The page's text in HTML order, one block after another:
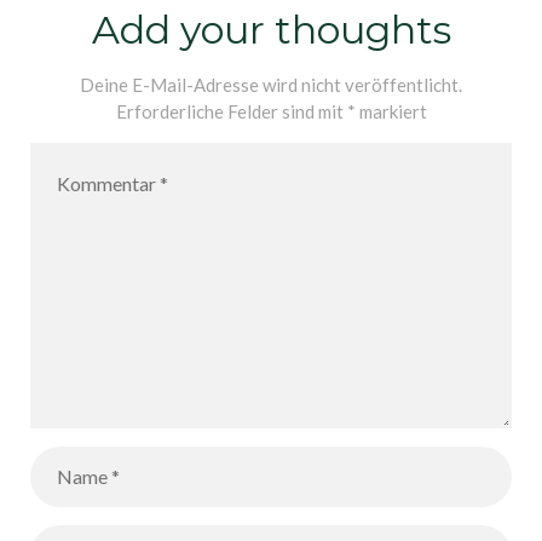
Add your thoughts
Deine E-Mail-Adresse wird nicht veröffentlicht.
Erforderliche Felder sind mit * markiert